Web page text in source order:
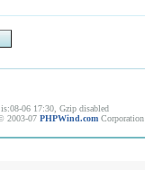
06 17:30, Gzip disabled
2003-07 PHPWind.com Corporation